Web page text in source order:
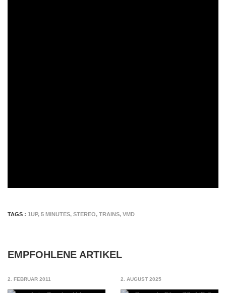
TAGS : 1UP, 5 MINUTES, STEREO, TRAINS, VMD
EMPFOHLENE ARTIKEL
2. FEBRUAR 2011 2. AUGUST 2025